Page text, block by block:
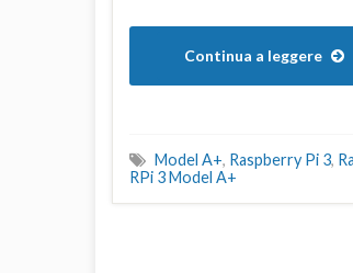
Continua a leggere
Model A+, Raspberry Pi 3,
RPi 3 Model A+